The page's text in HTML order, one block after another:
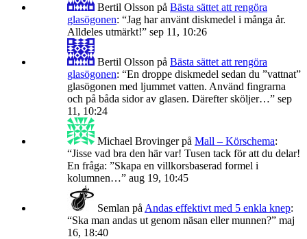
Bertil Olsson på Bästa sättet att rengöra
glasögonen: “Jag har använt diskmedel i många år.
Alldeles utmärkt!” sep 11, 10:26
Bertil Olsson på Bästa sättet att rengöra
glasögonen: “En droppe diskmedel sedan du ”vattnat”
glasögonen med ljummet vatten. Använd fingrarna
och på båda sidor av glasen. Därefter sköljer…” sep
11, 10:24
Michael Brovingerpå Mall – Körschema:
“Jisse vad bra den här var! Tusen tack för att du delar!
En fråga: ”Skapa en villkorsbaserad formel i
kolumnen…” aug 19, 10:45
Semlan på Andas effektivt med 5 enkla knep:
“Ska man andas ut genom näsan eller munnen?” maj
16, 18:40